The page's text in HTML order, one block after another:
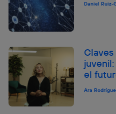
Daniel Ruiz-
el
Ara